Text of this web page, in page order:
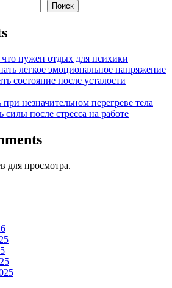
Поиск
нужен отдых для психики
легкое эмоциональное напряжение
состояние после усталости
незначительном перегреве тела
силы после стресса на работе
для просмотра.